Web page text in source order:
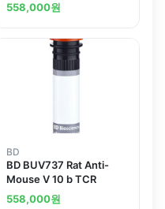
558,000원
BD
BD BUV737 Rat Anti-
Mouse V 10 b TCR
558,000원